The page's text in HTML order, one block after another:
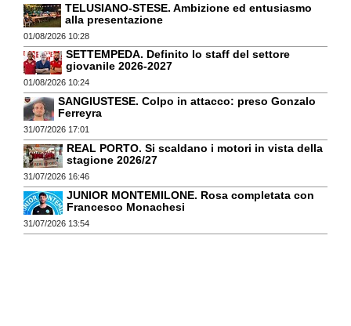
TELUSIANO-STESE. Ambizione ed entusiasmo
alla presentazione
01/08/2026 10:28
SETTEMPEDA. Definito lo staff del settore
giovanile 2026-2027
01/08/2026 10:24
SANGIUSTESE. Colpo in attacco: preso Gonzalo
Ferreyra
31/07/2026 17:01
REAL PORTO. Si scaldano i motori in vista della
stagione 2026/27
31/07/2026 16:46
JUNIOR MONTEMILONE. Rosa completata con
Francesco Monachesi
31/07/2026 13:54